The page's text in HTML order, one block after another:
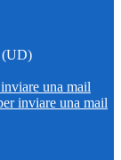
(UD)
una mail
inviare una mail